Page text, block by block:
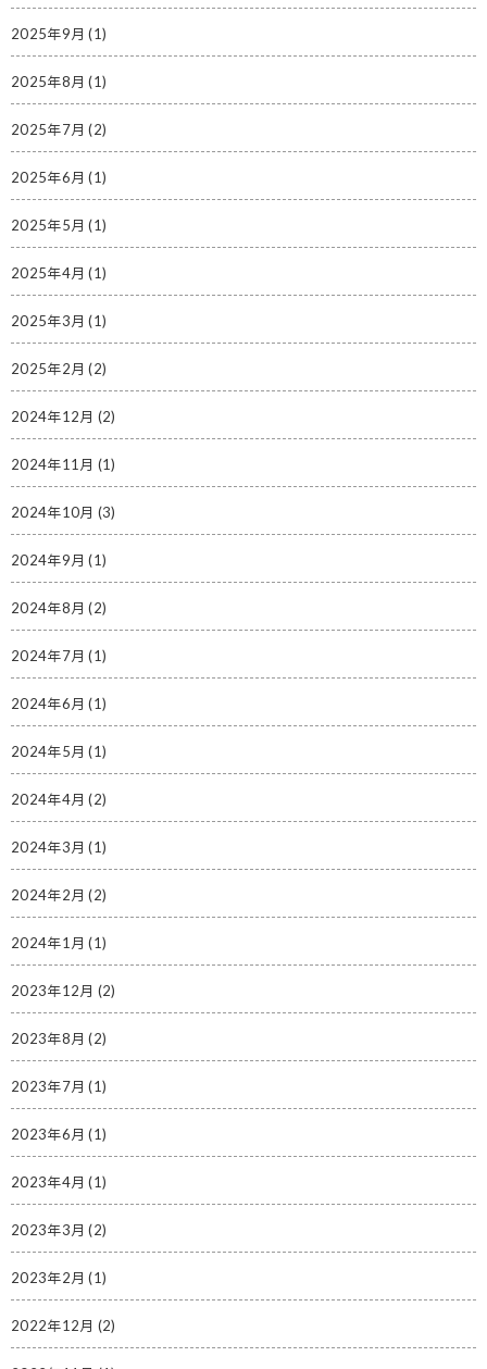
2025年9月 (1)
2025年8月 (1)
2025年7月 (2)
2025年6月 (1)
2025年5月 (1)
2025年4月 (1)
2025年3月 (1)
2025年2月 (2)
2024年12月 (2)
2024年11月 (1)
2024年10月 (3)
2024年9月 (1)
2024年8月 (2)
2024年7月 (1)
2024年6月 (1)
2024年5月 (1)
2024年4月 (2)
2024年3月 (1)
2024年2月 (2)
2024年1月 (1)
2023年12月 (2)
2023年8月 (2)
2023年7月 (1)
2023年6月 (1)
2023年4月 (1)
2023年3月 (2)
2023年2月 (1)
2022年12月 (2)